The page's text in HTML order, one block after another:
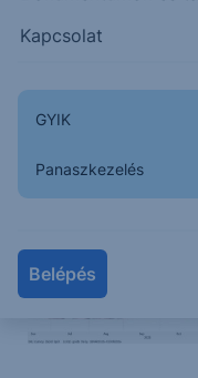
Kapcsolat
GYIK
Panaszkezelés
Belépés